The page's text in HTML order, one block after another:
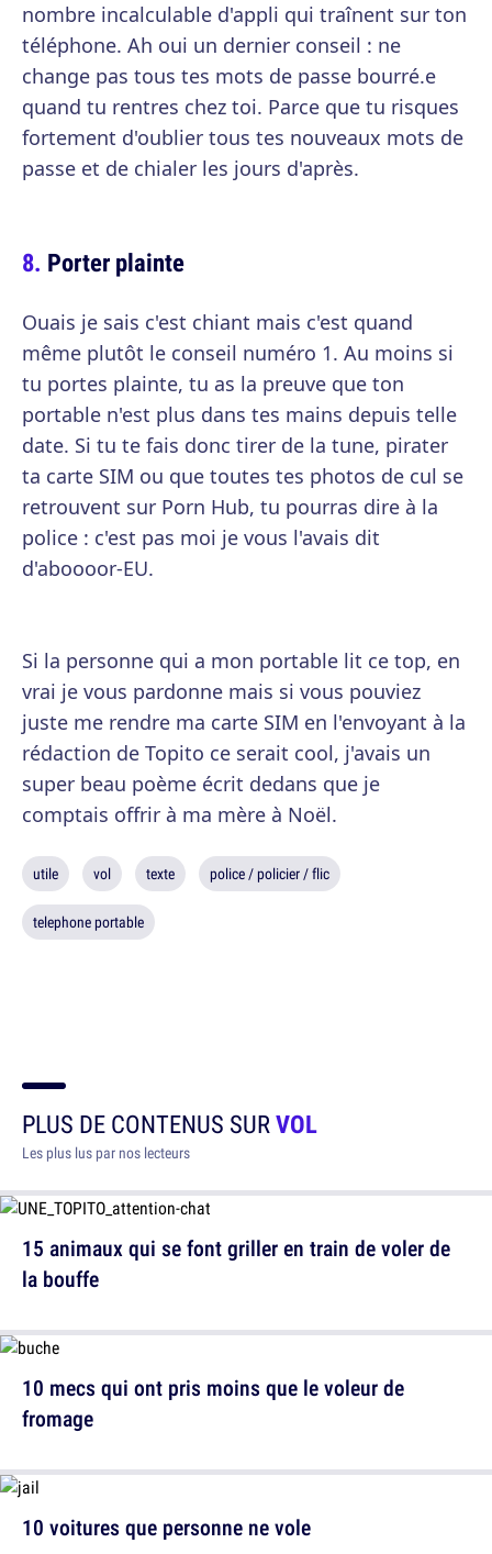
nombre incalculable d'appli qui traînent sur ton
téléphone. Ah oui un dernier conseil : ne
change pas tous tes mots de passe bourré.e
quand tu rentres chez toi. Parce que tu risques
fortement d'oublier tous tes nouveaux mots de
passe et de chialer les jours d'après.
Porter plainte
Ouais je sais c'est chiant mais c'est quand
même plutôt le conseil numéro 1. Au moins si
tu portes plainte, tu as la preuve que ton
portable n'est plus dans tes mains depuis telle
date. Si tu te fais donc tirer de la tune, pirater
ta carte SIM ou que toutes tes photos de cul se
retrouvent sur Porn Hub, tu pourras dire à la
police : c'est pas moi je vous l'avais dit
d'aboooor-EU.
Si la personne qui a mon portable lit ce top, en
vrai je vous pardonne mais si vous pouviez
juste me rendre ma carte SIM en l'envoyant à la
rédaction de Topito ce serait cool, j'avais un
super beau poème écrit dedans que je
comptais offrir à ma mère à Noël.
utile vol texte police / policier / flic
telephone portable
PLUS DE CONTENUS SURVOL
Les plus lus par nos lecteurs
15 animaux qui se font griller en train de voler de
la bouffe
10 voitures que personne ne vole
10 mecs qui ont pris moins que le voleur de
fromage